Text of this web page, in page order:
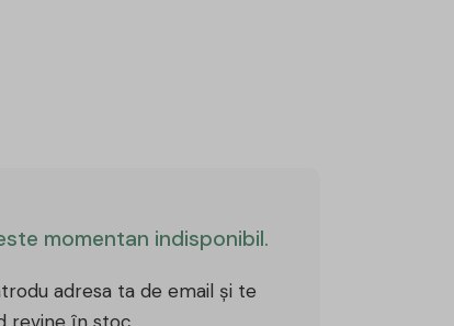
momentan indisponibil.
adresa ta de email și te